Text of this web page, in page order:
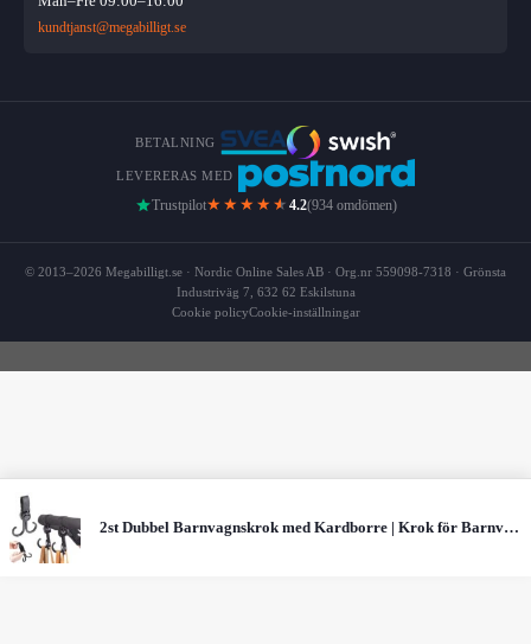
kundtjanst@megabilligt.se
BETALNING
LEVERERAS MED
Trustpilot★★★★ ★ 4.2(934 omdömen)
© 2013–2026 Megabilligt.se · Nordic Online Sales AB · Org.nr 559098-7318 · Grönsta
Industriväg 7, 632 62 Eskilstuna
Cookie policyCookie-inställningar
2st Dubbel Barnvagnskrok med Kardborre | Krok för Barnvagn